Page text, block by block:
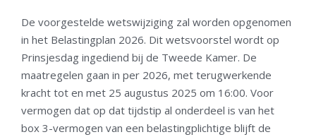
De voorgestelde wetswijziging zal worden opgenomen
in het Belastingplan 2026. Dit wetsvoorstel wordt op
Prinsjesdag ingediend bij de Tweede Kamer. De
maatregelen gaan in per 2026, met terugwerkende
kracht tot en met 25 augustus 2025 om 16:00. Voor
vermogen dat op dat tijdstip al onderdeel is van het
box 3-vermogen van een belastingplichtige blijft de